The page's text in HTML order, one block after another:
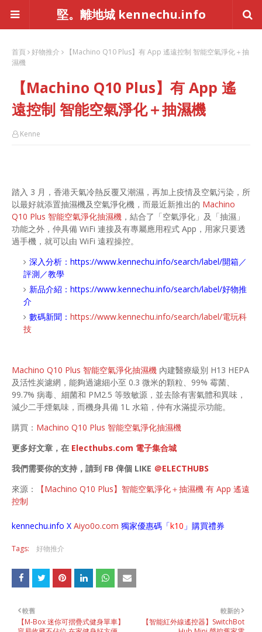
堅。離地城 kennechu.info
首頁 好物推介
【Machino Q10 Plus】有 App 遙遠控制 智能空氣淨化＋抽
濕機
【Machino Q10 Plus】有 App 遙
遠控制 智能空氣淨化＋抽濕機
Kenne
踏入 3 月，香港天氣冷熱反覆又潮濕，再加上疫情及空氣污染，所
以最好就添置抽濕機及空氣淨化機，而最近新推出的 Machino
Q10 Plus 智能空氣淨化抽濕機 ，結合了「空氣淨化」及「抽濕」
功能之外，仲具備 WiFi 連接及有專屬應用程式 App，用家只要透
過手機，就可以由 WiFi 遠程操控。
深入分析： https://www.kennechu.info/search/label/開箱／
評測／教學
新品介紹： https://www.kennechu.info/search/label/好物推
介
數碼新聞： https://www.kennechu.info/search/label/電玩科
技
Machino Q10 Plus 智能空氣淨化抽濕機 內建醫療級別 H13 HEPA
及活性炭濾網，能夠過濾細小至 0.3 微米的顆粒、99% 霉菌、
99.7% 病毒、細菌和 PM2.5 等致敏源，並去除有害氣體和異味，
減少二手煙氣味，而機身具備 1L 水箱，仲有水滿提示功能。
購買： Machino Q10 Plus 智能空氣淨化抽濕機
更多好文章，在 Electhubs.com 電子集合城
我們需要你的支持，請到 FB 俾個 LIKE ＠ELECTHUBS
來源：
【Machino Q10 Plus】智能空氣淨化＋抽濕機 有 App 遙遠
控制
kennechu.info X Aiyo0o.com 獨家優惠碼「k10 」購買禮券
Tags: 好物推介
較新的
【智能紅外線遙控器】SwitchBot
較舊
【M-Box 迷你可摺疊式健身單車】